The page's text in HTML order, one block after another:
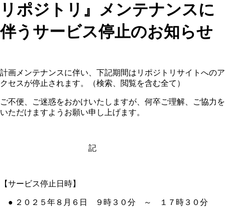
リポジトリ』メンテナンスに
伴うサービス停止のお知らせ
計画メンテナンスに伴い、下記期間はリポジトリサイトへのア
クセスが停止されます。（検索、閲覧を含む全て）
ご不便、ご迷惑をおかけいたしますが、何卒ご理解、ご協力を
いただけますようお願い申し上げます。
記
【サービス停止日時】
● ２０２５年８月６日 ９時３０分 ～ １７時３０分